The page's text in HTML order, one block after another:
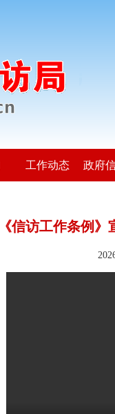
工作动态 政府
《信访工作条例